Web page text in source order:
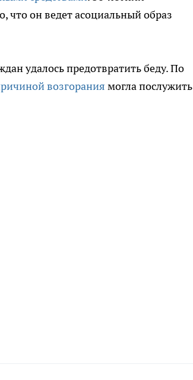
он ведет асоциальный образ
удалось предотвратить беду. По
возгорания могла послужить